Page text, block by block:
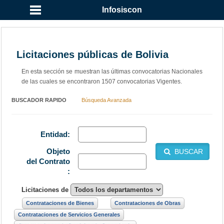
Infosiscon
Licitaciones públicas de Bolivia
En esta sección se muestran las últimas convocatorias Nacionales
de las cuales se encontraron 1507 convocatorias Vigentes.
BUSCADOR RAPIDO Búsqueda Avanzada
Entidad:
BUSCAR
Objeto
del Contrato
:
Licitaciones de
Contrataciones de Bienes
Contrataciones de Obras
Contrataciones de Servicios Generales